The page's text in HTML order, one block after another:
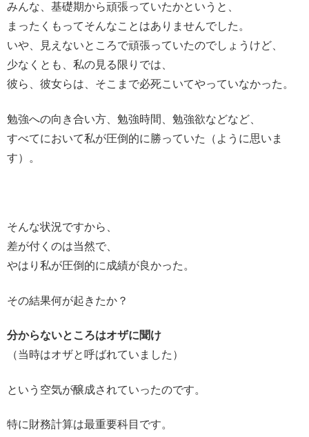
みんな、基礎期から頑張っていたかというと、
まったくもってそんなことはありませんでした。
いや、見えないところで頑張っていたのでしょうけど、
少なくとも、私の見る限りでは、
彼ら、彼女らは、そこまで必死こいてやっていなかった。
勉強への向き合い方、勉強時間、勉強欲などなど、
すべてにおいて私が圧倒的に勝っていた（ように思いま
す）。
そんな状況ですから、
差が付くのは当然で、
やはり私が圧倒的に成績が良かった。
その結果何が起きたか？
分からないところはオザに聞け
（当時はオザと呼ばれていました）
という空気が醸成されていったのです。
特に財務計算は最重要科目です。